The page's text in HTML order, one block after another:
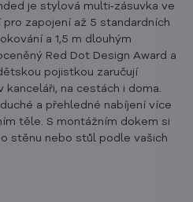
je stylová multi‑zásuvka ve
zapojení až 5 standardních
a 1,5 m dlouhým
Red Dot Design Award a
pojistkou zaručují
na cestách i doma.
a přehledné nabíjení více
těle. S montážním dokem si
stěnu nebo stůl podle vašich